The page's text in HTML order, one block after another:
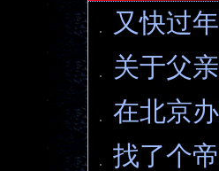
又快过
关于父
在北京
找了个